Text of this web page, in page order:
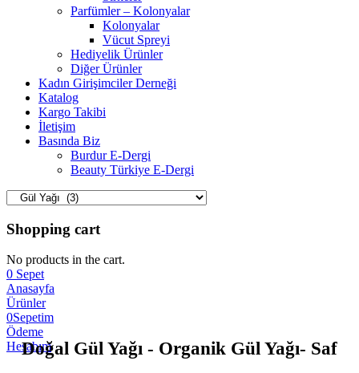
Parfümler – Kolonyalar
Kolonyalar
Vücut Spreyi
Hediyelik Ürünler
Diğer Ürünler
Kadın Girişimciler Derneği
Katalog
Kargo Takibi
İletişim
Basında Biz
Burdur E-Dergi
Beauty Türkiye E-Dergi
Shopping cart
No products in the cart.
0 Sepet
Anasayfa
Ürünler
0Sepetim
Ödeme
Hesabım
Doğal Gül Yağı - Organik Gül Yağı- Saf